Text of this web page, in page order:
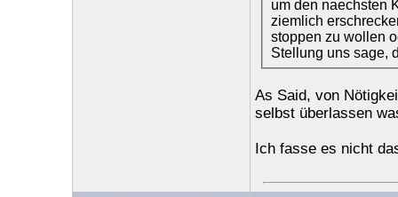
um den naechsten
ziemlich
stoppen zu wollen
Stellung uns sage,
As Said, von
selbst überlassen
Ich fasse es nicht